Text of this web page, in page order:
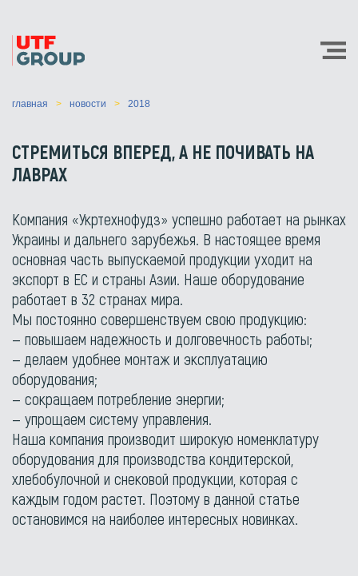
главная новости 2018
СТРЕМИТЬСЯ ВПЕРЕД, А НЕ ПОЧИВАТЬ НА
ЛАВРАХ
Компания «Укртехнофудз» успешно работает на рынках
Украины и дальнего зарубежья. В настоящее время
основная часть выпускаемой продукции уходит на
экспорт в ЕС и страны Азии. Наше оборудование
работает в 32 странах мира.
Мы постоянно совершенствуем свою продукцию:
— повышаем надежность и долговечность работы;
— делаем удобнее монтаж и эксплуатацию
оборудования;
— сокращаем потребление энергии;
— упрощаем систему управления.
Наша компания производит широкую номенклатуру
оборудования для производства кондитерской,
хлебобулочной и снековой продукции, которая с
каждым годом растет. Поэтому в данной статье
остановимся на наиболее интересных новинках.